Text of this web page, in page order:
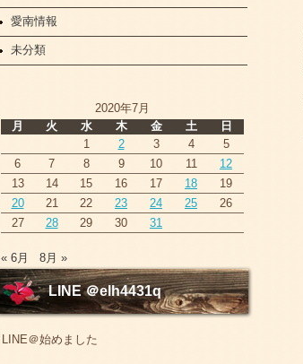
愛南情報
未分類
2020年7月
月
火 水 木 金 土
日
1
2 3 4
5
6
7 8 9 10 11
12
13
14 15 16 17 18
19
20
21 22 23 24 25
26
27
28 29 30 31
« 6月 8月 »
LINE ＠elh4431q
LINE＠始めました